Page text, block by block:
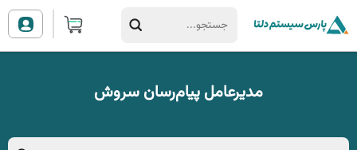
مدیرعامل پیام‌رسان سروش